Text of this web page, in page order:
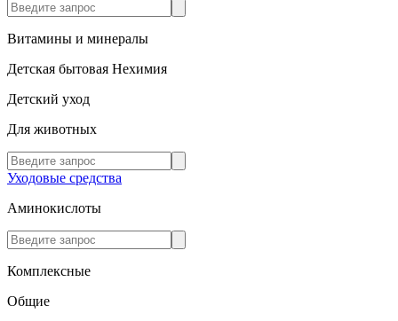
Витамины и минералы
Детская бытовая Нехимия
Детский уход
Для животных
Уходовые средства
Аминокислоты
Комплексные
Общие